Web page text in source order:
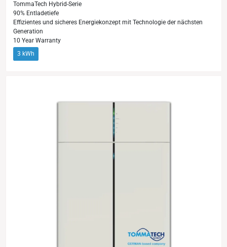
TommaTech Hybrid-Serie
90% Entladetiefe
Effizientes und sicheres Energiekonzept mit Technologie der nächsten
Generation
10 Year Warranty
3 kWh